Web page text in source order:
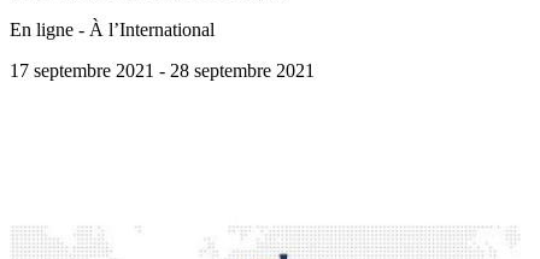
En ligne - À l’International
17 septembre 2021 - 28 septembre 2021